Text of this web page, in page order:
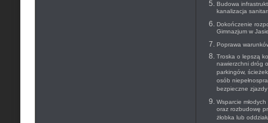
Budowa
kanalizacja
Dokończenie
Gimnazjum w
Poprawa
Troska o lepszą
nawierzchni dróg
parkingów,
osób
bezpieczne
Wsparcie
oraz rozbudowę
żłobka lub